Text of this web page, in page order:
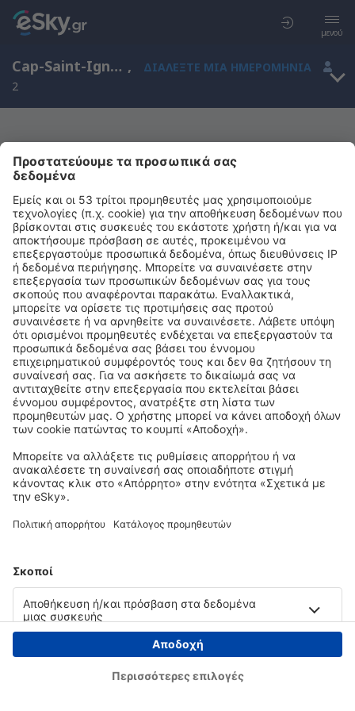
μενού
Cap-Saint-Ignace, Québec, Καναδάς ,
ΔΙΑΛΈΞΤΕ ΜΙΑ ΗΜΕΡΟΜΗΝΊΑ
2
Μας συγχωρείτε, δεν υπάρχουν
αποτελέσματα για την αναζήτησή σας
Προσπαθήστε να κάνετε αναζήτηση με διαφορετικά κριτήρια
Copyright © eSky.gr. Με την επιφύλαξη παντός νομίμου δικαιώματος.